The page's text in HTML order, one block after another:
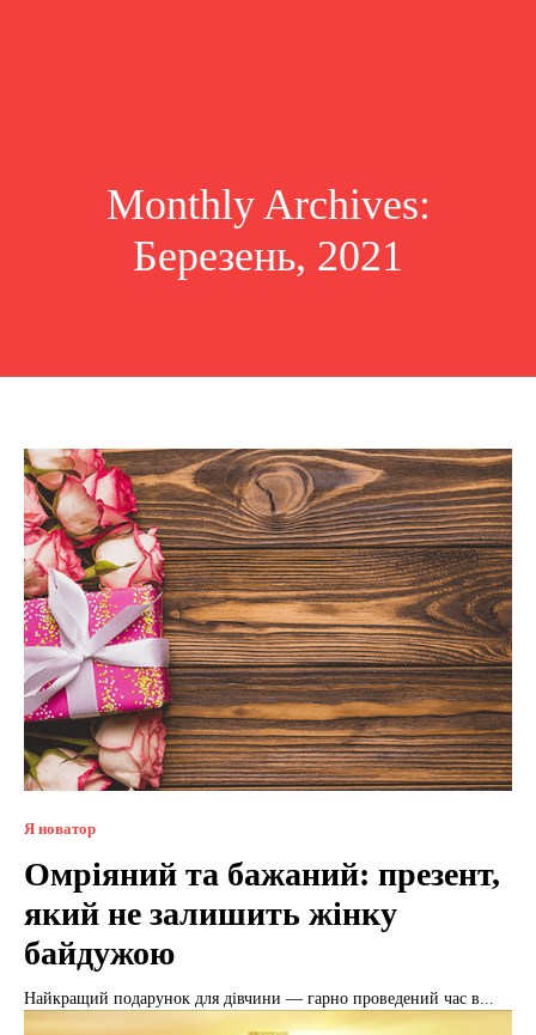
Monthly Archives:
Березень, 2021
Я новатор
Омріяний та бажаний: презент,
який не залишить жінку
байдужою
Найкращий подарунок для дівчини — гарно проведений час в...